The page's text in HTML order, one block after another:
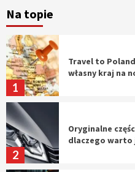
Na topie
5
1
Travel to
własny kraj na
2
Oryginalne
dlaczego warto